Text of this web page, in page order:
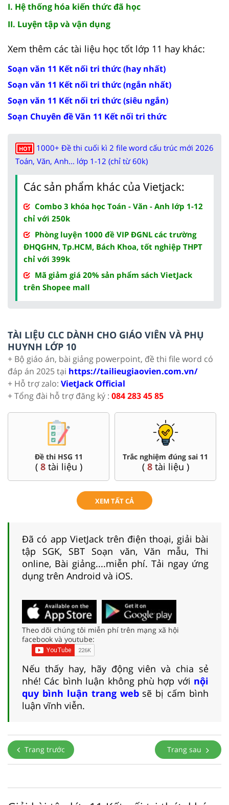
I. Hệ thống hóa kiến thức đã học
II. Luyện tập và vận dụng
Xem thêm các tài liệu học tốt lớp 11 hay khác:
Soạn văn 11 Kết nối tri thức (hay nhất)
Soạn văn 11 Kết nối tri thức (ngắn nhất)
Soạn văn 11 Kết nối tri thức (siêu ngắn)
Soạn Chuyên đề Văn 11 Kết nối tri thức
HOT
1000+ Đề thi cuối kì 2 file word cấu trúc mới 2026
Toán, Văn, Anh... lớp 1-12 (chỉ từ 60k)
Các sản phẩm khác của Vietjack:
Combo 3 khóa học Toán - Văn - Anh lớp 1-12
chỉ với 250k
Phòng luyện 1000 đề VIP ĐGNL các trường
ĐHQGHN, Tp.HCM, Bách Khoa, tốt nghiệp THPT
chỉ với 399k
Mã giảm giá 20% sản phẩm sách VietJack
trên Shopee mall
TÀI LIỆU CLC DÀNH CHO GIÁO VIÊN VÀ PHỤ
HUYNH LỚP 10
+ Bộ giáo án, bài giảng powerpoint, đề thi file word có
đáp án 2025 tại https://tailieugiaovien.com.vn/
+ Hỗ trợ zalo: VietJack Official
+ Tổng đài hỗ trợ đăng ký : 084 283 45 85
Đề thi HSG 11
( 8tài liệu )
Trắc nghiệm đúng sai 11
( 8tài liệu )
XEM TẤT CẢ
Đã có app VietJack trên điện thoại, giải bài
tập SGK, SBT Soạn văn, Văn mẫu, Thi
online, Bài giảng....miễn phí. Tải ngay ứng
dụng trên Android và iOS.
Theo dõi chúng tôi miễn phí trên mạng xã hội
facebook và youtube:
Nếu thấy hay, hãy động viên và chia sẻ
nhé! Các bình luận không phù hợp với nội
quy bình luận trang websẽ bị cấm bình
luận vĩnh viễn.
Trang trước Trang sau